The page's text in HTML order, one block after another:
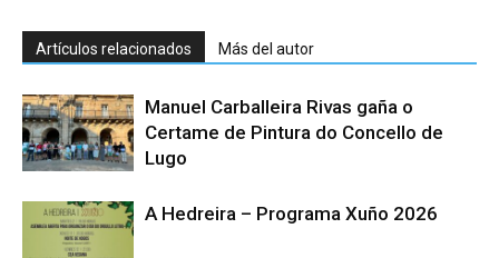
Artículos relacionados Más del autor
Manuel Carballeira Rivas gaña o
Certame de Pintura do Concello de
Lugo
A Hedreira – Programa Xuño 2026